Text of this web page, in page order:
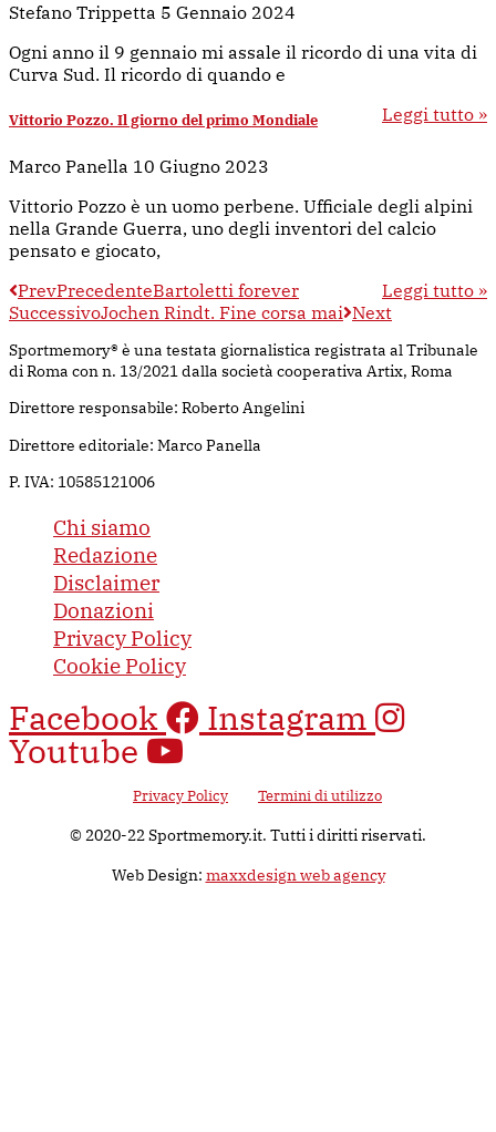
Stefano Trippetta 5 Gennaio 2024
Ogni anno il 9 gennaio mi assale il ricordo di una vita di
Curva Sud. Il ricordo di quando e
Leggi tutto »
Vittorio Pozzo. Il giorno del primo Mondiale
Marco Panella 10 Giugno 2023
Vittorio Pozzo è un uomo perbene. Ufficiale degli alpini
nella Grande Guerra, uno degli inventori del calcio
pensato e giocato,
Leggi tutto »
PrevPrecedenteBartoletti forever
SuccessivoJochen Rindt. Fine corsa mai Next
Sportmemory® è una testata giornalistica registrata al Tribunale
di Roma con n. 13/2021 dalla società cooperativa Artix, Roma
Direttore responsabile: Roberto Angelini
Direttore editoriale: Marco Panella
P. IVA: 10585121006
Chi siamo
Redazione
Disclaimer
Donazioni
Privacy Policy
Cookie Policy
Facebook Instagram
Youtube
Privacy Policy Termini di utilizzo
© 2020-22 Sportmemory.it. Tutti i diritti riservati.
Web Design: maxxdesign web agency